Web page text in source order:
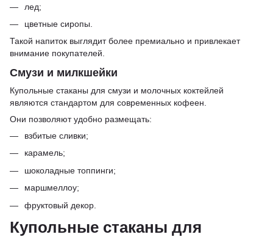
лед;
цветные сиропы.
Такой напиток выглядит более премиально и привлекает
внимание покупателей.
Смузи и милкшейки
Купольные стаканы для смузи и молочных коктейлей
являются стандартом для современных кофеен.
Они позволяют удобно размещать:
взбитые сливки;
карамель;
шоколадные топпинги;
маршмеллоу;
фруктовый декор.
Купольные стаканы для